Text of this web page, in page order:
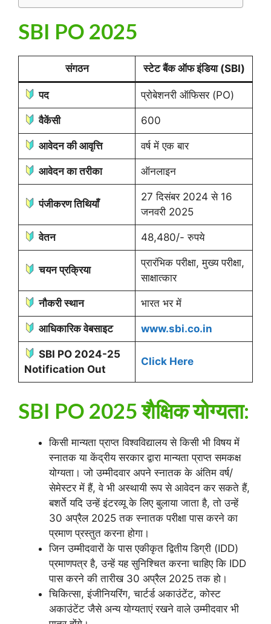
SBI PO 2025
संगठन स्टेट बैंक ऑफ इंडिया (SBI)
पद प्रोबेशनरी ऑफिसर (PO)
वैकेंसी 600
आवेदन की आवृत्ति वर्ष में एक बार
आवेदन का तरीका ऑनलाइन
पंजीकरण तिथियाँ
27 दिसंबर 2024 से 16
जनवरी 2025
वेतन 48,480/- रुपये
चयन प्रक्रिया
प्रारंभिक परीक्षा, मुख्य परीक्षा,
साक्षात्कार
नौकरी स्थान भारत भर में
आधिकारिक वेबसाइट www.sbi.co.in
SBI PO 2024-25
Notification Out
Click Here
SBI PO 2025शैक्षिक योग्यता:
किसी मान्यता प्राप्त विश्वविद्यालय से किसी भी विषय में
स्नातक या केंद्रीय सरकार द्वारा मान्यता प्राप्त समकक्ष
योग्यता। जो उम्मीदवार अपने स्नातक के अंतिम वर्ष/
सेमेस्टर में हैं, वे भी अस्थायी रूप से आवेदन कर सकते हैं,
बशर्ते यदि उन्हें इंटरव्यू के लिए बुलाया जाता है, तो उन्हें
30 अप्रैल 2025 तक स्नातक परीक्षा पास करने का
प्रमाण प्रस्तुत करना होगा।
जिन उम्मीदवारों के पास एकीकृत द्वितीय डिग्री (IDD)
प्रमाणपत्र है, उन्हें यह सुनिश्चित करना चाहिए कि IDD
पास करने की तारीख 30 अप्रैल 2025 तक हो।
चिकित्सा, इंजीनियरिंग, चार्टर्ड अकाउंटेंट, कोस्ट
अकाउंटेंट जैसे अन्य योग्यताएं रखने वाले उम्मीदवार भी